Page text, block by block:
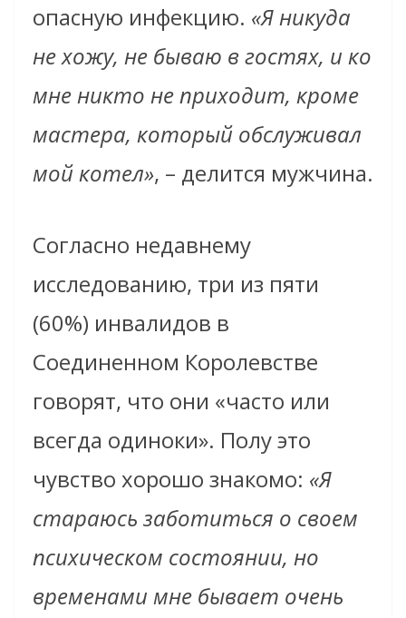
опасную инфекцию. «Я никуда
не хожу, не бываю в гостях, и ко
мне никто не приходит, кроме
мастера, который обслуживал
мой котел», – делится мужчина.
Согласно недавнему
исследованию, три из пяти
(60%) инвалидов в
Соединенном Королевстве
говорят, что они «часто или
всегда одиноки». Полу это
чувство хорошо знакомо: «Я
стараюсь заботиться о своем
психическом состоянии, но
временами мне бывает очень